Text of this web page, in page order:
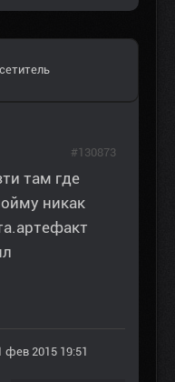
там где
никак
фев 2015 19:51
#130873